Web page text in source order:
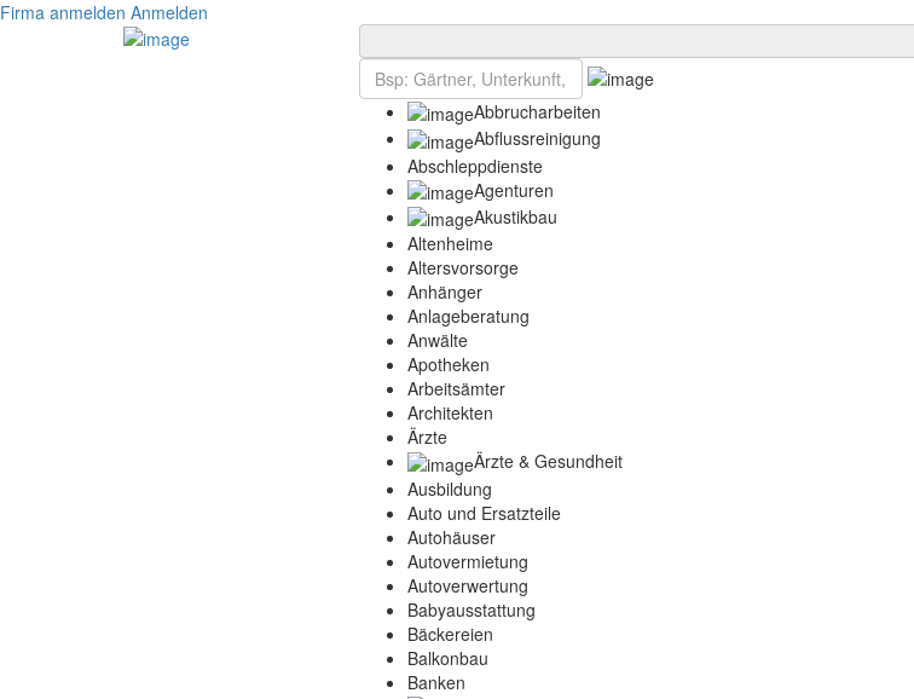
Firma anmelden Anmelden
Abbrucharbeiten
Abflussreinigung
Abschleppdienste
Agenturen
Akustikbau
Altenheime
Altersvorsorge
Anhänger
Anlageberatung
Anwälte
Apotheken
Arbeitsämter
Architekten
Ärzte
Ärzte & Gesundheit
Ausbildung
Auto und Ersatzteile
Autohäuser
Autovermietung
Autoverwertung
Babyausstattung
Bäckereien
Balkonbau
Banken